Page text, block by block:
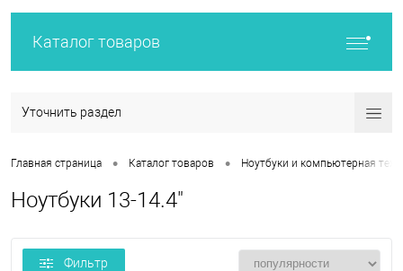
Каталог товаров
Уточнить раздел
Главная страница • Каталог товаров • Ноутбуки и компьютерная
Ноутбуки 13-14.4"
Фильтр